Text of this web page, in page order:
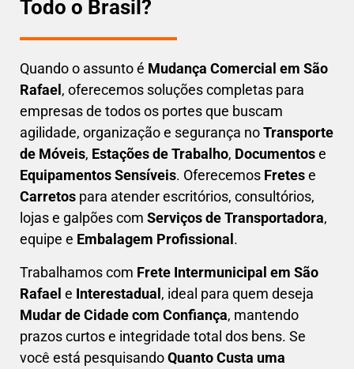
Todo o Brasil?
Quando o assunto é Mudança Comercial em São
Rafael , oferecemos soluções completas para
empresas de todos os portes que buscam
agilidade, organização e segurança noTransporte
de Móveis, Estações de Trabalho, Documentose
Equipamentos Sensíveis. Oferecemos Fretese
Carretos para atender escritórios, consultórios,
lojas e galpões com Serviços de Transportadora,
equipe e Embalagem Profissional .
Trabalhamos com Frete Intermunicipal em São
Rafael e Interestadual, ideal para quem deseja
Mudar de Cidade com Confiança, mantendo
prazos curtos e integridade total dos bens. Se
você está pesquisandoQuanto Custa uma